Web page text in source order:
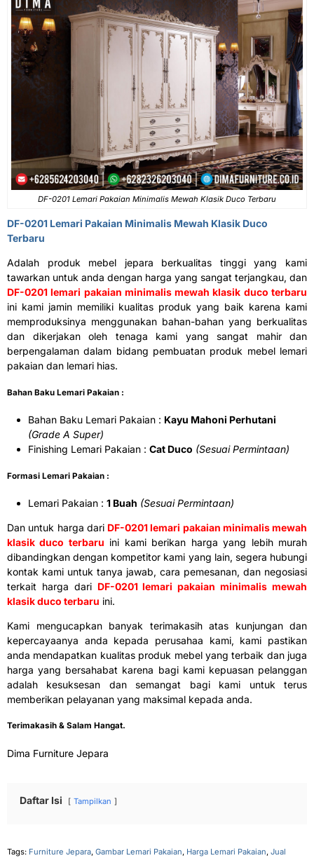
DF-0201 Lemari Pakaian Minimalis Mewah Klasik Duco Terbaru
DF-0201 Lemari Pakaian Minimalis Mewah Klasik Duco
Terbaru
Adalah produk mebel jepara berkualitas tinggi yang kami
tawarkan untuk anda dengan harga yang sangat terjangkau, dan
DF-0201 lemari pakaian minimalis mewah klasik duco terbaru
ini kami jamin memiliki kualitas produk yang baik karena kami
memproduksinya menggunakan bahan-bahan yang berkualitas
dan dikerjakan oleh tenaga kami yang sangat mahir dan
berpengalaman dalam bidang pembuatan produk mebel lemari
pakaian dan lemari hias.
Bahan Baku Lemari Pakaian :
Bahan Baku Lemari Pakaian : Kayu Mahoni Perhutani
(Grade A Super)
Finishing Lemari Pakaian : Cat Duco (Sesuai Permintaan)
Formasi Lemari Pakaian :
Lemari Pakaian : 1 Buah (Sesuai Permintaan)
Dan untuk harga dari DF-0201 lemari pakaian minimalis mewah
klasik duco terbaru ini kami berikan harga yang lebih murah
dibandingkan dengan kompetitor kami yang lain, segera hubungi
kontak kami untuk tanya jawab, cara pemesanan, dan negosiasi
terkait harga dari DF-0201 lemari pakaian minimalis mewah
klasik duco terbaru ini.
Kami mengucapkan banyak terimakasih atas kunjungan dan
kepercayaanya anda kepada perusahaa kami, kami pastikan
anda mendapatkan kualitas produk mebel yang terbaik dan juga
harga yang bersahabat karena bagi kami kepuasan pelanggan
adalah kesuksesan dan semangat bagi kami untuk terus
memberikan pelayanan yang maksimal kepada anda.
Terimakasih & Salam Hangat.
Dima Furniture Jepara
Daftar Isi Tampilkan
Tags: Furniture Jepara, Gambar Lemari Pakaian, Harga Lemari Pakaian, Jual